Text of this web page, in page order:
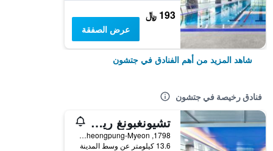
193 ﷼
عرض الصفقة
شاهد المزيد من أهم الفنادق في جتشون
فنادق رخيصة في جتشون
تشيونغبونغ ريزورت ليك هوتل
1798, Cheongpungho-ro, Cheongpung-Myeon, جتشون, كوريا الجنوبية
13.6 كيلومتر عن وسط المدينة